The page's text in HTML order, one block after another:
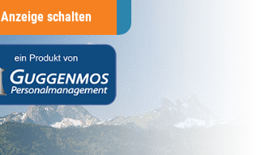
Anzeige schalten